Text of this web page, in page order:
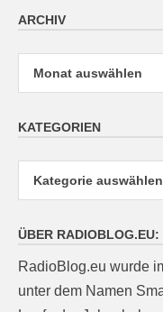
ARCHIV
Archiv
KATEGORIEN
Kategorien
ÜBER RADIOBLOG.EU:
RadioBlog.eu wurde
unter dem Namen